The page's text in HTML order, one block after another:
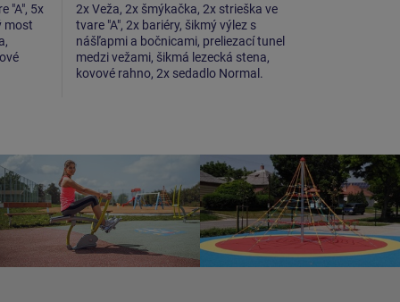
"A", 5x
most
2x Veža, 2x šmýkačka, 2x strieška ve
tvare "A", 2x bariéry, šikmý výlez s
nášľapmi a bočnicami, preliezací tunel
medzi vežami, šikmá lezecká stena,
kovové rahno, 2x sedadlo Normal.